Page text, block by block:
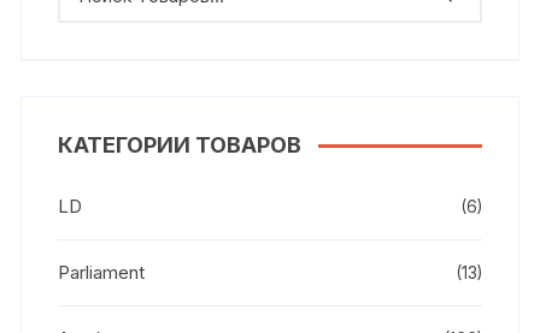
КАТЕГОРИИ ТОВАРОВ
LD (6)
Parliament (13)